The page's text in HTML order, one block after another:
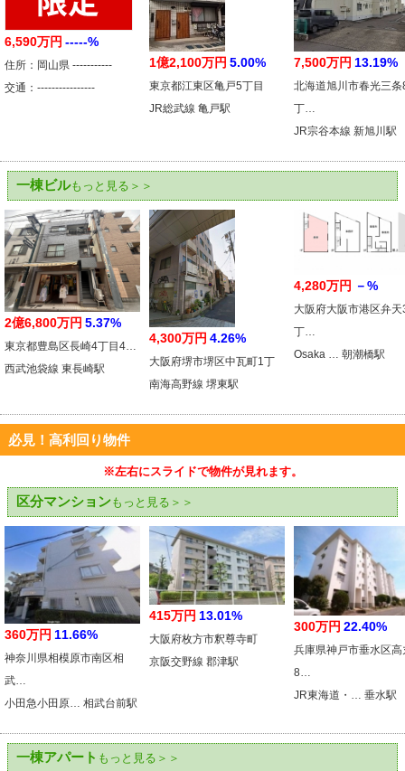
6,590万円 -----%
住所：岡山県 -----------
交通：----------------
1億2,100万円 5.00%
東京都江東区亀戸5丁目
JR総武線 亀戸駅
7,500万円 13.19%
北海道旭川市春光三条
丁…
JR宗谷本線 新旭川駅
一棟ビルもっと見る＞＞
2億6,800万円 5.37%
東京都豊島区長崎4丁目4…
西武池袋線 東長崎駅
4,300万円 4.26%
大阪府堺市堺区中瓦町1丁
南海高野線 堺東駅
4,280万円 －%
大阪府大阪市港区弁天
丁…
Osaka … 朝潮橋駅
必見！高利回り物件
※左右にスライドで物件が見れます。
区分マンションもっと見る＞＞
360万円 11.66%
神奈川県相模原市南区相
武…
小田急小田原… 相武台前駅
415万円 13.01%
大阪府枚方市釈尊寺町
京阪交野線 郡津駅
300万円 22.40%
兵庫県神戸市垂水区高
8…
JR東海道・… 垂水駅
一棟アパート もっと見る＞＞